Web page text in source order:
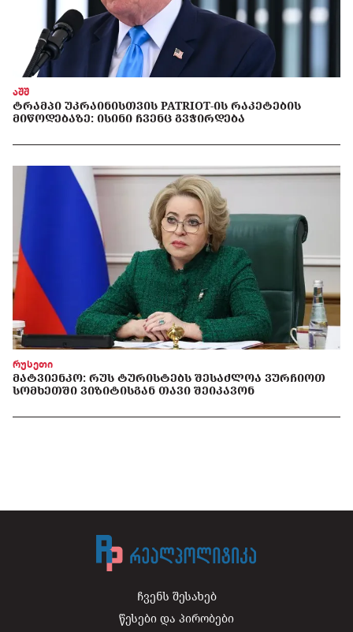
აშშ
ᲢᲠᲐᲛᲞᲘ ᲣᲙᲠᲐᲘᲜᲘᲡᲗᲕᲘᲡ PATRIOT-ᲘᲡ ᲠᲐᲙᲔᲢᲔᲑᲘᲡ
ᲛᲘᲬᲝᲓᲔᲑᲐᲖᲔ: ᲘᲡᲘᲜᲘ ᲩᲕᲔᲜᲪ ᲒᲕᲭᲘᲠᲓᲔᲑᲐ
რუსეთი
ᲛᲐᲢᲕᲘᲔᲜᲙᲝ: ᲠᲣᲡ ᲢᲣᲠᲘᲡᲢᲔᲑᲡ ᲨᲔᲡᲐᲫᲚᲝᲐ ᲕᲣᲠᲩᲘᲝᲗ
ᲡᲝᲛᲮᲔᲗᲨᲘ ᲕᲘᲖᲘᲢᲘᲡᲒᲐᲜ ᲗᲐᲕᲘ ᲨᲔᲘᲙᲐᲕᲝᲜ
ჩვენს შესახებ
წესები და პირობები